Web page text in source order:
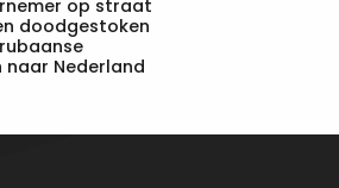
op straat
doodgestoken
Nederland